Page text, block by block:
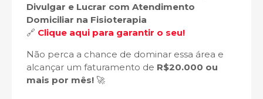
Divulgar e Lucrar com Atendimento
Domiciliar na Fisioterapia
🔗 Clique aqui para garantir o seu!
Não perca a chance de dominar essa área e
alcançar um faturamento de R$20.000 ou
mais por mês! 🚀